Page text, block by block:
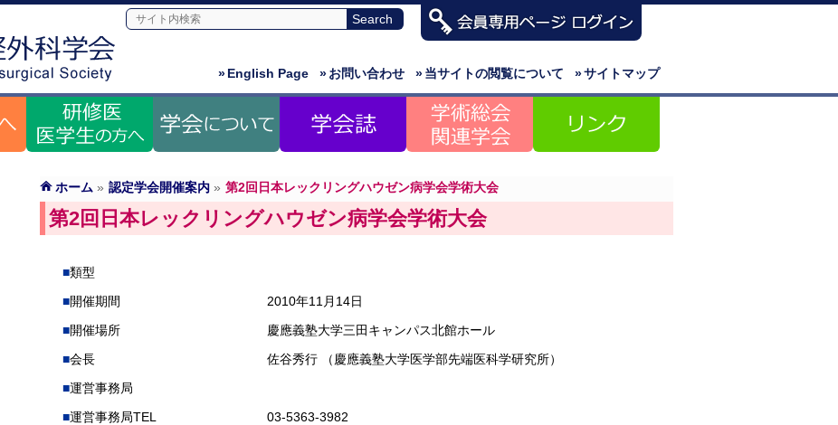
»サイトマップ
»当サイトの閲覧について
»お問い合わせ
»English Page
ホーム » 認定学会開催案内 » 第2回日本レックリングハウゼン病学会学術大会
第2回日本レックリングハウゼン病学会学術大会
類型
開催期間
2010年11月14日
開催場所
慶應義塾大学三田キャンパス北館ホール
会長
佐谷秀行 （慶應義塾大学医学部先端医科学研究所）
運営事務局
運営事務局TEL
03-5363-3982